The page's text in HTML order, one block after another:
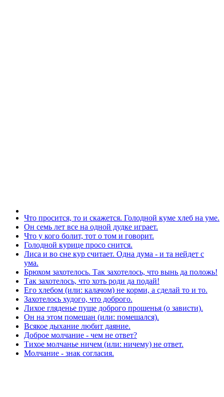
Что просится, то и скажется. Голодной куме хлеб на уме.
Он семь лет все на одной дудке играет.
Что у кого болит, тот о том и говорит.
Голодной курице просо снится.
Лиса и во сне кур считает. Одна дума - и та нейдет с
ума.
Брюхом захотелось. Так захотелось, что вынь да положь!
Так захотелось, что хоть роди да подай!
Его хлебом (или: калачом) не корми, а сделай то и то.
Захотелось худого, что доброго.
Лихое гляденье пуще доброго прошенья (о зависти).
Он на этом помешан (или: помешался).
Всякое дыхание любит даяние.
Доброе молчание - чем не ответ?
Тихое молчанье ничем (или: ничему) не ответ.
Молчание - знак согласия.